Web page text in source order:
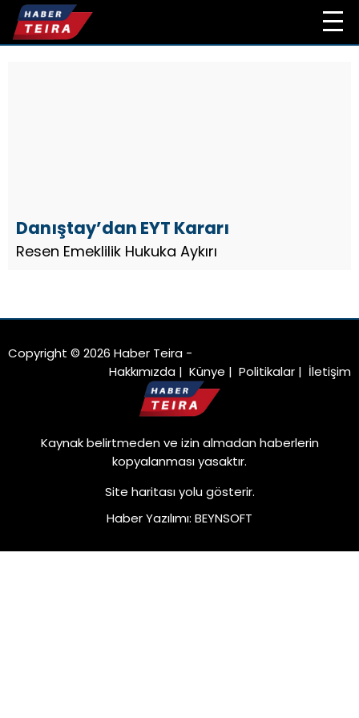
Danıştay’dan EYT Kararı
Resen Emeklilik Hukuka Aykırı
Copyright © 2026 Haber Teira -
Hakkımızda | Künye | Politikalar | İletişim
Kaynak belirtmeden ve izin almadan haberlerin
kopyalanması yasaktır.
Site haritasıyolu gösterir.
Haber Yazılımı: BEYNSOFT